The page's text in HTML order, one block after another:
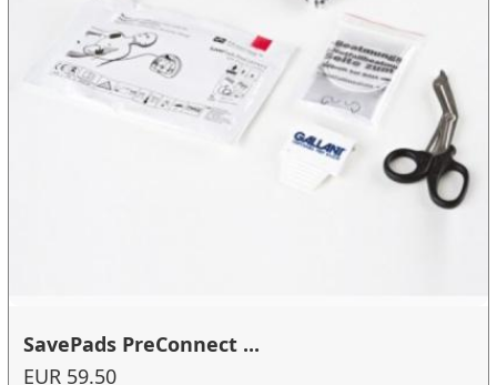
SavePads PreConnect ...
EUR 59.50